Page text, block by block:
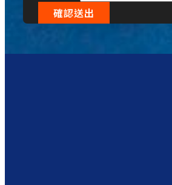
確認送出